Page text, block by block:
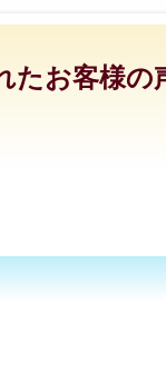
お客様の